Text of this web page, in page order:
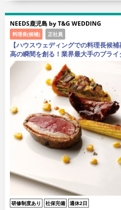
NEEDS鹿児島 by T&G WEDDING
料理長(候補) 正社員
【ハウスウェディングでの料理長候
高の瞬間を創る！業界最大手のブライ
研修制度あり 社保完備 週休2日